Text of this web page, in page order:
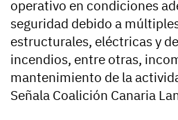
operativo en condiciones
seguridad debido a
estructurales, eléctricas y
incendios, entre otras,
mantenimiento de la
Señala Coalición Canaria